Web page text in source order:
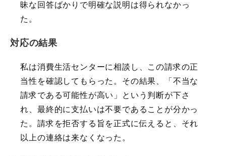
昧な回答ばかりで明確な説明は得られなかっ
た。
対応の結果
私は消費生活センターに相談し、この請求の正
当性を確認してもらった。その結果、「不当な
請求である可能性が高い」という判断が下さ
れ、最終的に支払いは不要であることが分かっ
た。請求を拒否する旨を正式に伝えると、それ
以上の連絡は来なくなった。